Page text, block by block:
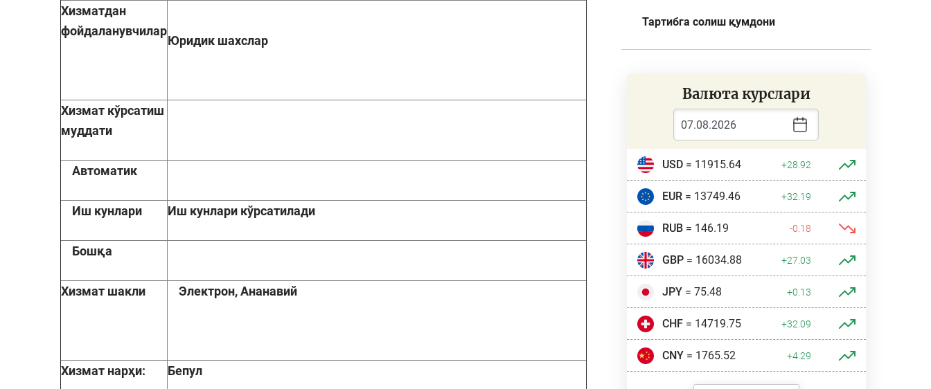
Хизматдан
фойдаланувчилар
Юридик шахслар
Хизмат кўрсатиш
муддати
Автоматик
Иш кунлари Иш кунлари кўрсатилади
Бошқа
Хизмат шакли Электрон, Ананавий
Хизмат нарҳи: Бепул
Тартибга солиш қумдони
Валюта курслари
USD= 11915.64 +28.92
EUR= 13749.46 +32.19
RUB= 146.19 -0.18
GBP= 16034.88 +27.03
JPY= 75.48 +0.13
CHF= 14719.75 +32.09
CNY= 1765.52 +4.29